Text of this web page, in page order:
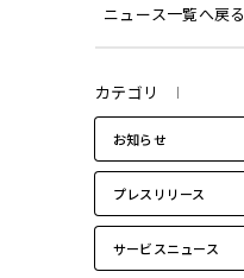
ニュース一覧へ戻る
カテゴリ
お知らせ
プレスリリース
サービスニュース